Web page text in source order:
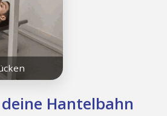
Hantelbahn